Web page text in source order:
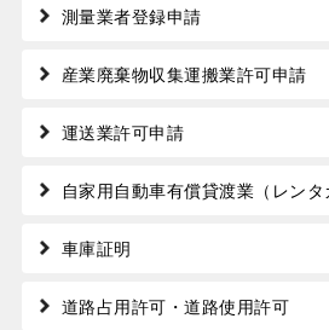
測量業者登録申請
産業廃棄物収集運搬業許可申請
運送業許可申請
自家用自動車有償貸渡業（レン
車庫証明
道路占用許可・道路使用許可